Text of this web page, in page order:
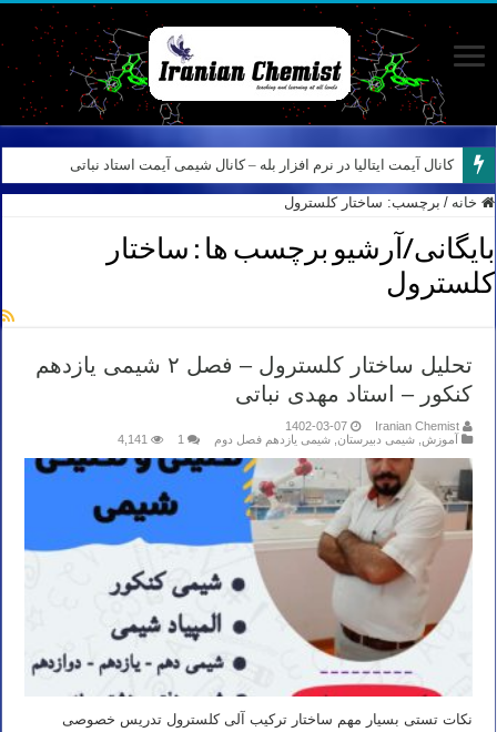
کانال آیمت ایتالیا در نرم افزار بله – کانال شیمی آیمت استاد نباتی
خانه / برچسب: ساختار کلسترول
بایگانی/آرشیو برچسب ها : ساختار
کلسترول
تحلیل ساختار کلسترول – فصل ۲ شیمی یازدهم
کنکور – استاد مهدی نباتی
Iranian Chemist
1402-03-07
آموزش شیمی دبیرستان شیمی یازدهم فصل دوم 1
4,141
نکات تستی بسیار مهم ساختار ترکیب آلی کلسترول تدریس خصوصی